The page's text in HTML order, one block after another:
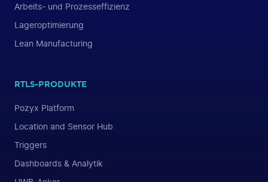
Arbeits- und Prozesseffizienz
Lageroptimierung
Lean Manufacturing
RTLS-PRODUKTE
Pozyx Platform
Location and Sensor Hub
Triggers
Dashboards & Analytik